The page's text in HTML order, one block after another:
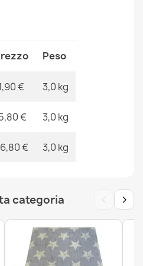
Peso
€ 3,0 kg
€ 3,0 kg
€ 3,0 kg
categoria ‹ ›